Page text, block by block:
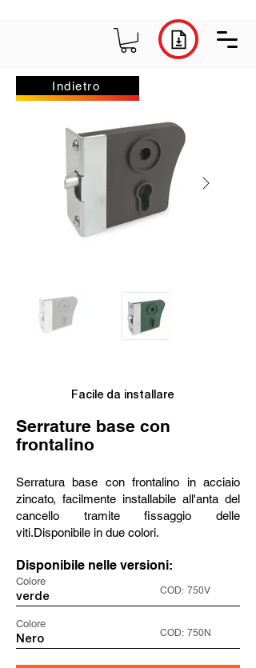
Indietro
Facile da installare
Serrature base con
frontalino
Serratura base con frontalino in acciaio
zincato, facilmente installabile all'anta del
cancello tramite fissaggio delle
viti.Disponibile in due colori.
Disponibile nelle versioni:
Colore
verde
COD: 750V
Colore
Nero
COD: 750N